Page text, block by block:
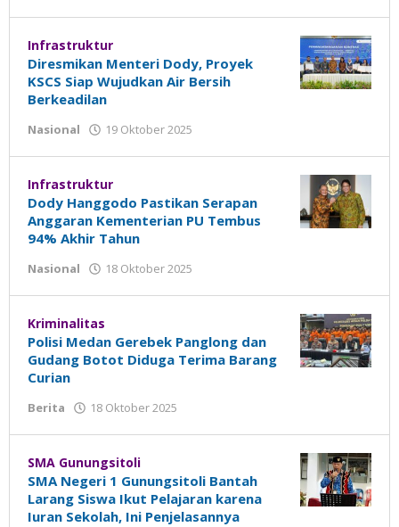
Infrastruktur
Diresmikan Menteri Dody, Proyek
KSCS Siap Wujudkan Air Bersih
Berkeadilan
Nasional 19 Oktober 2025
Infrastruktur
Dody Hanggodo Pastikan Serapan
Anggaran Kementerian PU Tembus
94% Akhir Tahun
Nasional 18 Oktober 2025
Kriminalitas
Polisi Medan Gerebek Panglong dan
Gudang Botot Diduga Terima Barang
Curian
Berita 18 Oktober 2025
SMA Gunungsitoli
SMA Negeri 1 Gunungsitoli Bantah
Larang Siswa Ikut Pelajaran karena
Iuran Sekolah, Ini Penjelasannya